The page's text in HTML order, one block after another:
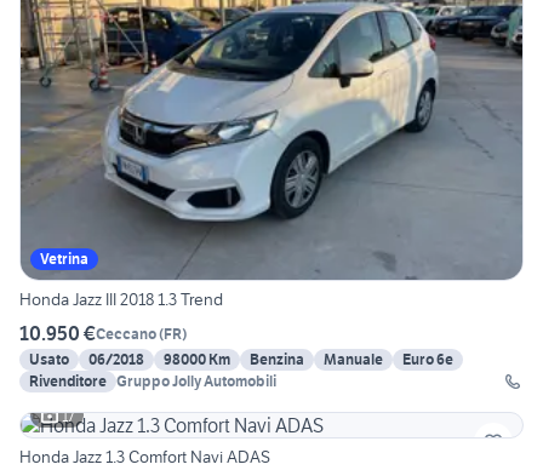
Vetrina
Honda Jazz III 2018 1.3 Trend
10.950 €Ceccano(FR)
Usato
06/2018 98000 Km Benzina Manuale
Euro 6e
Rivenditore Gruppo Jolly Automobili
17
Honda Jazz 1.3 Comfort Navi ADAS